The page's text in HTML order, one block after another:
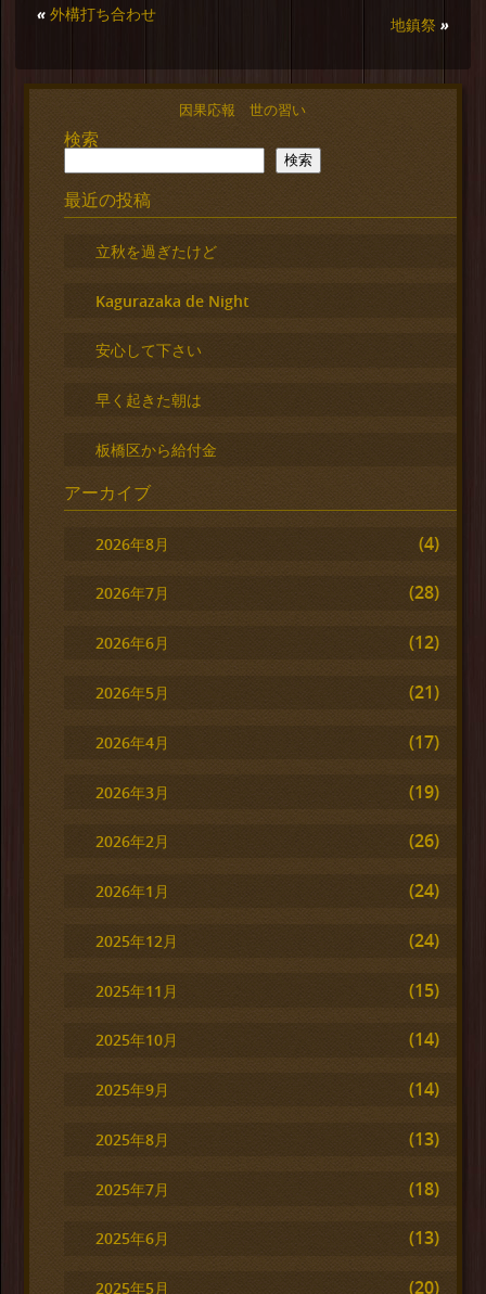
« 外構打ち合わせ
地鎮祭 »
因果応報 世の習い
検索
検索
最近の投稿
立秋を過ぎたけど
Kagurazaka de Night
安心して下さい
早く起きた朝は
板橋区から給付金
アーカイブ
2026年8月 (4)
2026年7月 (28)
2026年6月 (12)
2026年5月 (21)
2026年4月 (17)
2026年3月 (19)
2026年2月 (26)
2026年1月 (24)
2025年12月 (24)
2025年11月 (15)
2025年10月 (14)
2025年9月 (14)
2025年8月 (13)
2025年7月 (18)
2025年6月 (13)
2025年5月 (20)